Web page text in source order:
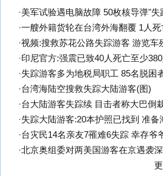
·美军试验遇电脑故障 50枚核导弹"失
·一艘外籍货轮在台湾外海翻覆 1人
·视频:搜救苏花公路失踪游客 游览车
·印尼官方:强震已致40人死亡至少
·失踪游客多为地税局职工 85名脱困
·台湾海陆空搜救失踪大陆游客(图)
·台大陆游客失踪续 目击者称大巴倒
·失踪大陆游客:20本护照已找到 准备
·台灾民14名亲友7罹难6失踪 幸存爷
·北京奥组委对两美国游客在京遇袭